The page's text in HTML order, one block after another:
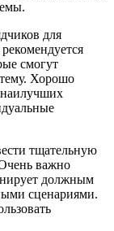
для
смогут
Хорошо
тщательную
важно
должным
сценариями.